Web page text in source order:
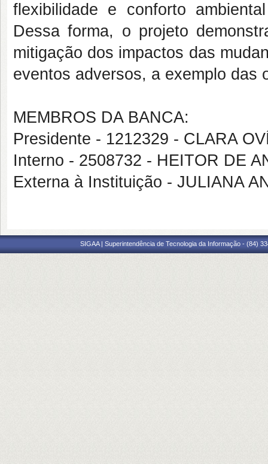
flexibilidade e conforto
Dessa forma, o projeto
mitigação dos impactos das
eventos adversos, a exemplo das
MEMBROS DA BANCA:
Presidente - 1212329 - CLARA
Interno - 2508732 - HEITOR DE
Externa à Instituição - JULIANA
SIGAA | Superintendência de Tecnologia da Informação - (84)